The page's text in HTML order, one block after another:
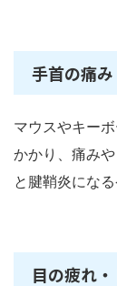
手首の痛
マウスやキー
かかり、痛み
と腱鞘炎にな
目の疲れ